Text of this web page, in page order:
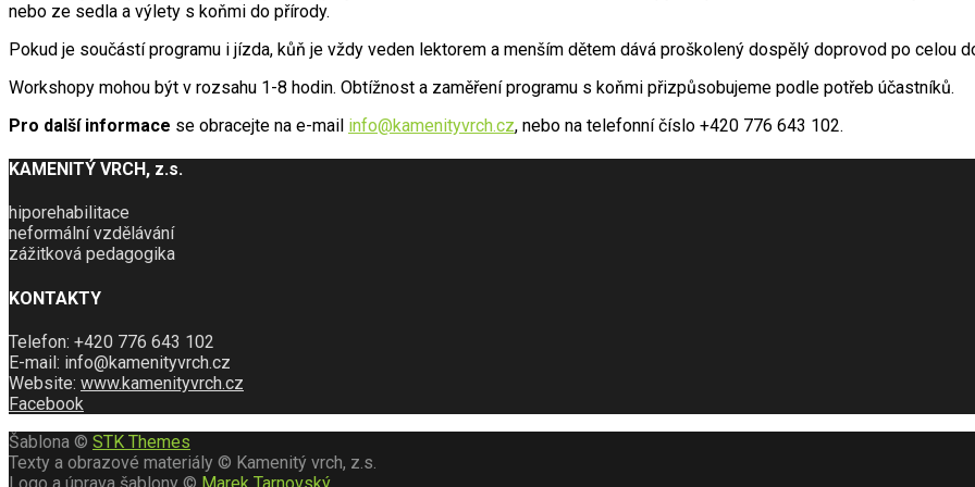
nebo ze sedla a výlety s koňmi do přírody.
Pokud je součástí programu i jízda, kůň je vždy veden lektorem a menším dětem dává proškolený dospělý doprovod po celou
Workshopy mohou být v rozsahu 1-8 hodin. Obtížnost a zaměření programu s koňmi přizpůsobujeme podle potřeb účastníků.
Pro další informace se obracejte na e-mail info@kamenityvrch.cz, nebo na telefonní číslo +420 776 643 102.
KAMENITÝ VRCH, z.s.
hiporehabilitace
neformální vzdělávání
zážitková pedagogika
KONTAKTY
Telefon: +420 776 643 102
E-mail: info@kamenityvrch.cz
Website: www.kamenityvrch.cz
Facebook
Šablona © STK Themes
Texty a obrazové materiály © Kamenitý vrch, z.s.